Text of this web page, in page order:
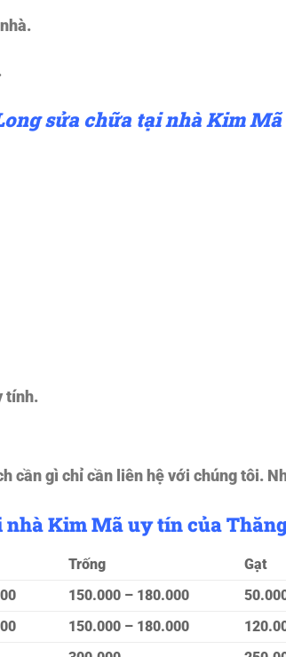
sửa chữa tại nhà Kim
tính.
cần gì chỉ cần liên hệ với chúng tôi.
Kim Mã uy tín của
Trống Gạt
150.000 – 180.000
150.000 – 180.000